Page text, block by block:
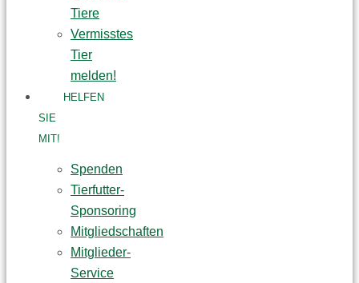
Tiere
Vermisstes
Tier
melden!
HELFEN
SIE
MIT!
Spenden
Tierfutter-
Sponsoring
Mitgliedschaften
Mitglieder-
Service